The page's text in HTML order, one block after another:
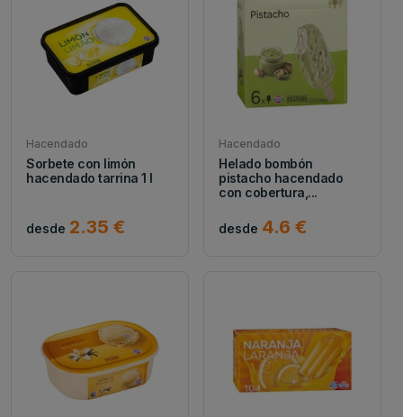
Hacendado
Sorbete con limón
hacendado tarrina 1 l
desde 2.35 €
Hacendado
Helado bombón
pistacho hacendado
con cobertura,...
desde 4.6 €